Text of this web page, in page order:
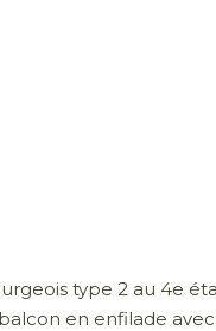
type 2 au 4e
en enfilade